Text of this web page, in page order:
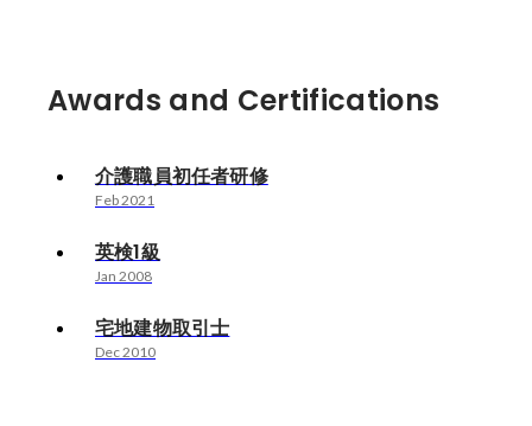
Awards and Certifications
介護職員初任者研修
Feb 2021
英検1級
Jan 2008
宅地建物取引士
Dec 2010